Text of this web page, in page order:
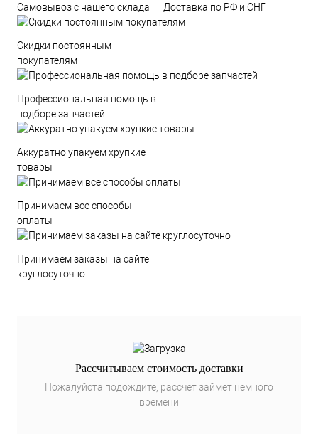
Самовывоз с нашего склада Доставка по РФ и СНГ
Скидки постоянным
покупателям
Профессиональная помощь в
подборе запчастей
Аккуратно упакуем хрупкие
товары
Принимаем все способы
оплаты
Принимаем заказы на сайте
круглосуточно
Рассчитываем стоимость доставки
Пожалуйста подождите, рассчет займет немного
времени